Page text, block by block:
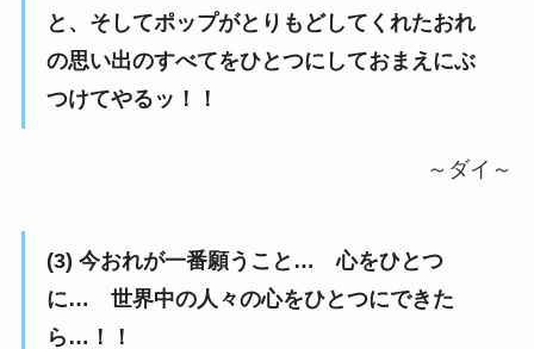
と、そしてポップがとりもどしてくれたおれ
の思い出のすべてをひとつにしておまえにぶ
つけてやるッ！！
～ダイ～
(3) 今おれが一番願うこと… 心をひとつ
に… 世界中の人々の心をひとつにできた
ら…！！